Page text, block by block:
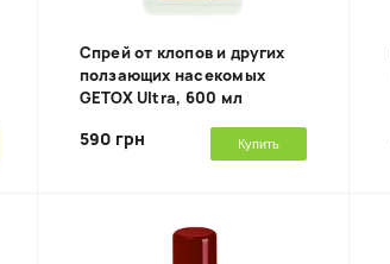
Спрей от клопов и других
ползающих насекомых
GETOX Ultra, 600 мл
590 грн Купить